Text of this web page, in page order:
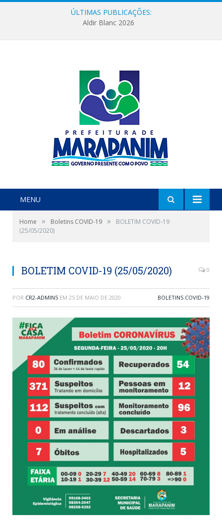
ÚLTIMAS PUBLICAÇÕES:
Aldir Blanc 2026
MENU
Home » Boletins COVID-19 »
BOLETIM COVID-19
(25/05/2020)
BOLETIM COVID-19 (25/05/2020) 0
POR CR2-ADMIN5 EM 25 DE MAIO DE 2020 BOLETINS COVID-19